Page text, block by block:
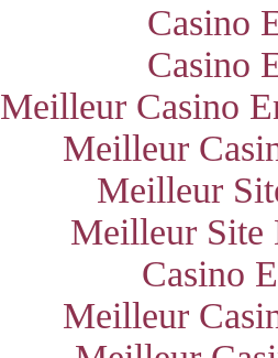
Casino
Casino
Meilleur Casino
Meilleur
Meilleur
Meilleur Site
Casino
Meilleur